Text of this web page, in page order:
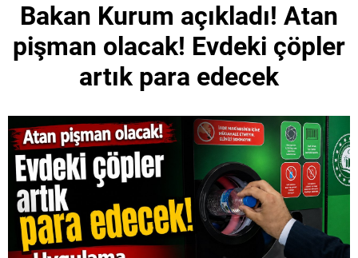
Bakan Kurum açıkladı! Atan
pişman olacak! Evdeki çöpler
artık para edecek